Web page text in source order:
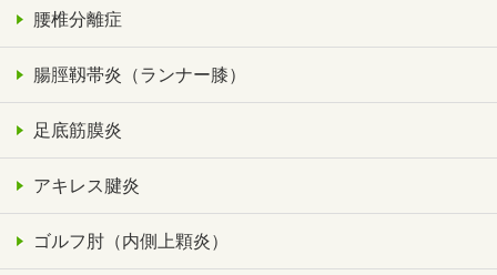
腰椎分離症
腸脛靱帯炎（ランナー膝）
足底筋膜炎
アキレス腱炎
ゴルフ肘（内側上顆炎）